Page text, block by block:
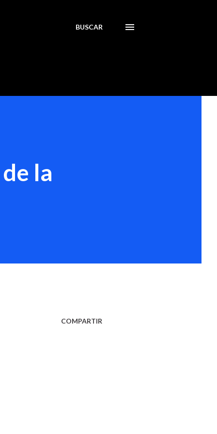
BUSCAR
la
COMPARTIR